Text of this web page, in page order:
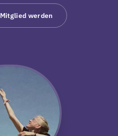
Mitglied werden